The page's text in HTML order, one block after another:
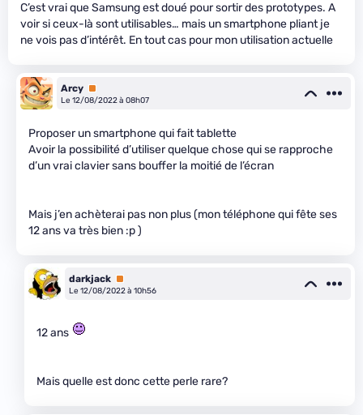
C’est vrai que Samsung est doué pour sortir des prototypes. A
voir si ceux-là sont utilisables… mais un smartphone pliant je
ne vois pas d’intérêt. En tout cas pour mon utilisation actuelle
Arcy Premium
Le 12/08/2022 à 08h07
Proposer un smartphone qui fait tablette
Avoir la possibilité d’utiliser quelque chose qui se rapproche
d’un vrai clavier sans bouffer la moitié de l’écran
Mais j’en achèterai pas non plus (mon téléphone qui fête ses
12 ans va très bien :p )
darkjack Premium
Le 12/08/2022 à 10h56
12 ans
Mais quelle est donc cette perle rare?